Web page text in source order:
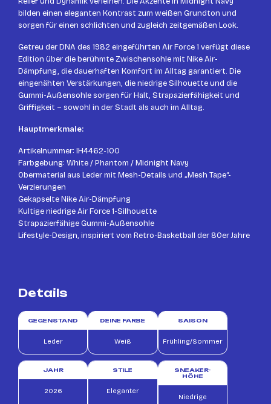
bilden einen eleganten Kontrast zum weißen Grundton und
sorgen für einen schlichten und zugleich zeitgemäßen Look.
Getreu der DNA des 1982 eingeführten Air Force 1 verfügt diese
Edition über die berühmte Zwischensohle mit Nike Air-
Dämpfung, die dauerhaften Komfort im Alltag garantiert. Die
eingenähten Verstärkungen, die niedrige Silhouette und die
Gummi-Außensohle sorgen für Halt, Strapazierfähigkeit und
Griffigkeit – sowohl in der Stadt als auch im Alltag.
Hauptmerkmale:
Artikelnummer: IH4462-100
Farbgebung: White / Phantom / Midnight Navy
Obermaterial aus Leder mit Mesh-Details und „Mesh Tape“-
Verzierungen
Gekapselte Nike Air-Dämpfung
Kultige niedrige Air Force 1-Silhouette
Strapazierfähige Gummi-Außensohle
Lifestyle-Design, inspiriert vom Retro-Basketball der 80er Jahre
Details
GEGENSTAND
Leder
DEINE FARBE
Weiß
SAISON
Frühling/Sommer
JAHR
2026
STILE
Eleganter
SNEAKER-
HÖHE
Niedrige